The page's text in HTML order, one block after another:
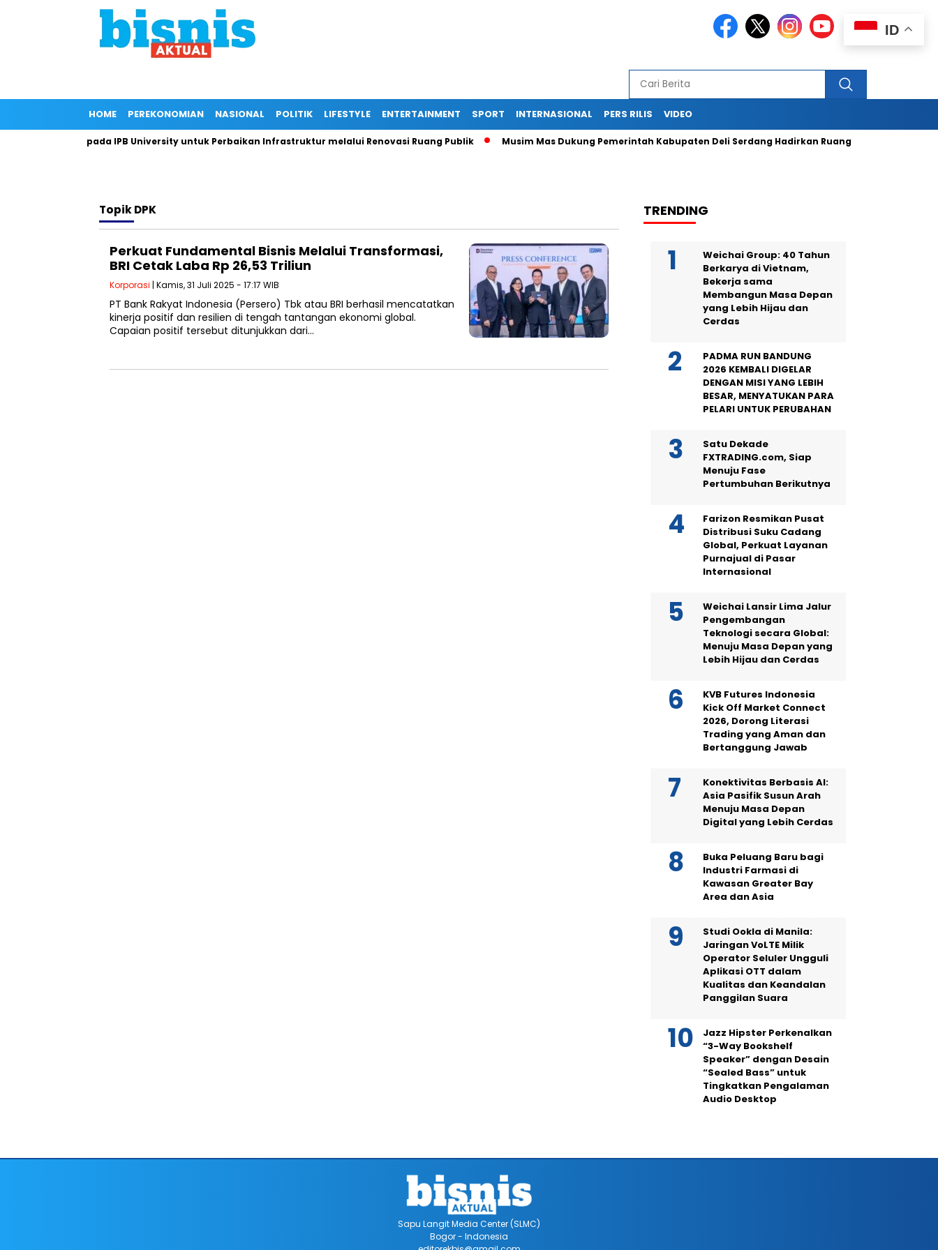
HOME PEREKONOMIAN NASIONAL POLITIK LIFESTYLE ENTERTAINMENT SPORT INTERNASIONAL PERS RILIS VIDEO
Dukungan Kepada IPB University untuk Perbaikan Infrastruktur melalui Renovasi Ruang Publik Musim Mas Dukung Pemerintah Kabupaten Deli Serdang Hadirkan Ruang Publik Bersama
TopikDPK
Perkuat Fundamental Bisnis Melalui Transformasi,
BRI Cetak Laba Rp 26,53 Triliun
Korporasi | Kamis, 31 Juli 2025 - 17:17 WIB
PT Bank Rakyat Indonesia (Persero) Tbk atau BRI berhasil mencatatkan
kinerja positif dan resilien di tengah tantangan ekonomi global.
Capaian positif tersebut ditunjukkan dari…
TRENDING
Weichai Group: 40 Tahun
Berkarya di Vietnam,
Bekerja sama
Membangun Masa Depan
yang Lebih Hijau dan
Cerdas
PADMA RUN BANDUNG
2026 KEMBALI DIGELAR
DENGAN MISI YANG LEBIH
BESAR, MENYATUKAN PARA
PELARI UNTUK PERUBAHAN
Satu Dekade
FXTRADING.com, Siap
Menuju Fase
Pertumbuhan Berikutnya
Farizon Resmikan Pusat
Distribusi Suku Cadang
Global, Perkuat Layanan
Purnajual di Pasar
Internasional
Weichai Lansir Lima Jalur
Pengembangan
Teknologi secara Global:
Menuju Masa Depan yang
Lebih Hijau dan Cerdas
KVB Futures Indonesia
Kick Off Market Connect
2026, Dorong Literasi
Trading yang Aman dan
Bertanggung Jawab
Konektivitas Berbasis AI:
Asia Pasifik Susun Arah
Menuju Masa Depan
Digital yang Lebih Cerdas
Buka Peluang Baru bagi
Industri Farmasi di
Kawasan Greater Bay
Area dan Asia
Studi Ookla di Manila:
Jaringan VoLTE Milik
Operator Seluler Ungguli
Aplikasi OTT dalam
Kualitas dan Keandalan
Panggilan Suara
Jazz Hipster Perkenalkan
“3-Way Bookshelf
Speaker” dengan Desain
“Sealed Bass” untuk
Tingkatkan Pengalaman
Audio Desktop
ID
Sapu Langit Media Center (SLMC)
Bogor - Indonesia